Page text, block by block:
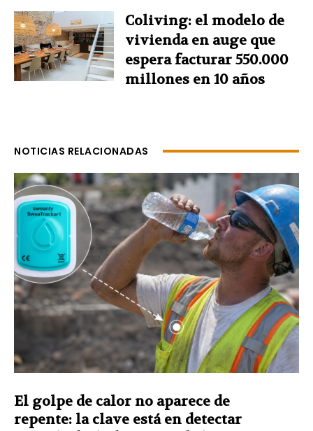
Coliving: el modelo de
vivienda en auge que
espera facturar 550.000
millones en 10 años
NOTICIAS RELACIONADAS
El golpe de calor no aparece de
repente: la clave está en detectar